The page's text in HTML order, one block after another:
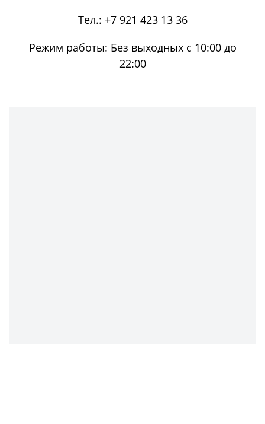
Тел.: +7 921 423 13 36
Режим работы: Без выходных с 10:00 до
22:00